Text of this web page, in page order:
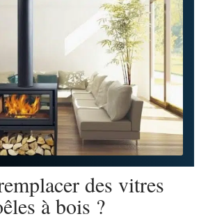
des vitres
à bois ?